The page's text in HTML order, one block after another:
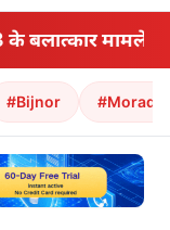
बलात्कार मामले में
#Bijnor